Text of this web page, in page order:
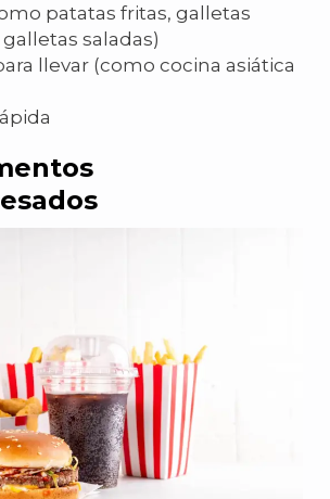
patatas fritas, galletas
saladas)
llevar (como cocina asiática